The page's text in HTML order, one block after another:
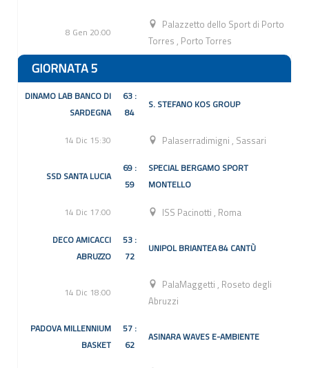
8 Gen 20:00
Palazzetto dello Sport di Porto
Torres , Porto Torres
GIORNATA 5
DINAMO LAB BANCO DI
SARDEGNA
63 :
84
S. STEFANO KOS GROUP
14 Dic 15:30 Palaserradimigni, Sassari
SSD SANTA LUCIA
69 :
59
SPECIAL BERGAMO SPORT
MONTELLO
14 Dic 17:00 ISS Pacinotti, Roma
DECO AMICACCI
ABRUZZO
53 :
72
UNIPOL BRIANTEA 84 CANTÙ
14 Dic 18:00
PalaMaggetti, Roseto degli
Abruzzi
PADOVA MILLENNIUM
BASKET
57 :
62
ASINARA WAVES E-AMBIENTE